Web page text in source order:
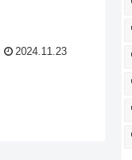
2024.11.23